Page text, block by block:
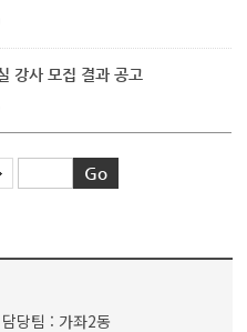
강사 모집 결과 공고
담당팀 : 가좌2동